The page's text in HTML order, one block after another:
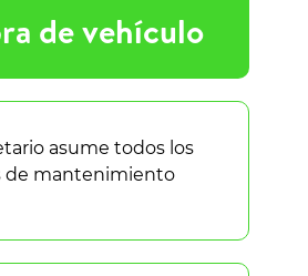
de vehículo
asume todos los
de mantenimiento